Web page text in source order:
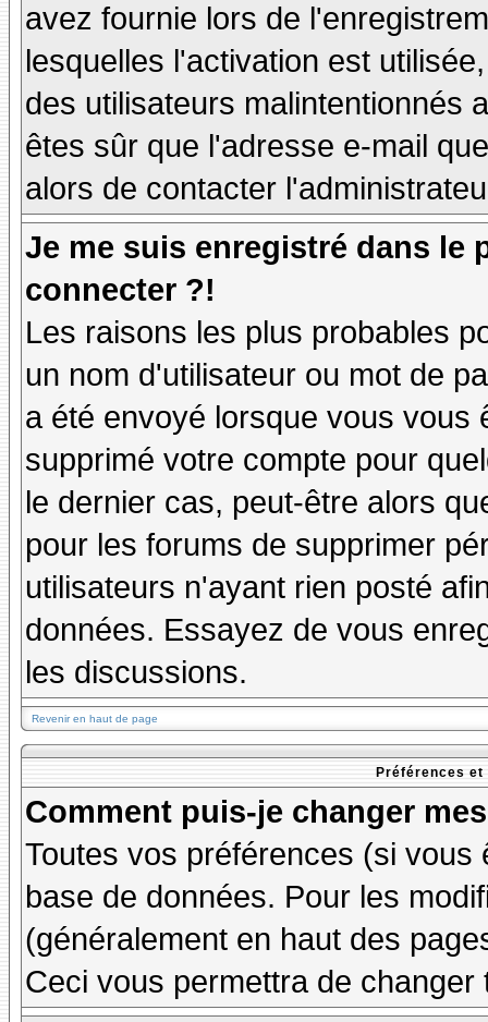
avez fournie lors de
lesquelles l'activation est
des utilisateurs malintentionnés
êtes sûr que l'adresse e-mail
alors de contacter
Je me suis enregistré dans le
connecter ?!
Les raisons les plus probables
un nom d'utilisateur ou mot de
a été envoyé lorsque vous vous
supprimé votre compte pour
le dernier cas, peut-être alors
pour les forums de supprimer
utilisateurs n'ayant rien posté
données. Essayez de vous
les discussions.
Revenir en haut de page
Préférences
Comment puis-je changer
Toutes vos préférences (si
base de données. Pour les
(généralement en haut des
Ceci vous permettra de